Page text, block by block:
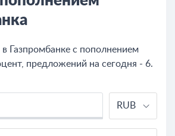
Газпромбанке с пополнением
предложений на сегодня - 6.
и сделайте вклад с
RUB